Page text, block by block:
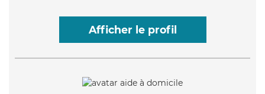
Afficher le profil